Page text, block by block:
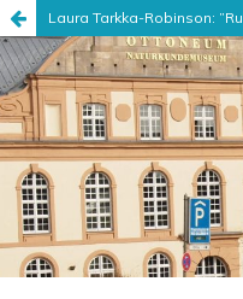
Palvelua ylläpitää